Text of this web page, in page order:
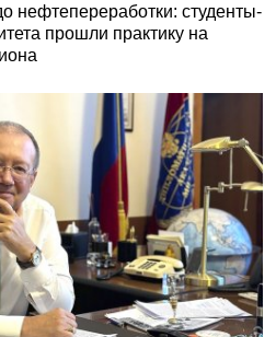
нефтепереработки: студенты-
прошли практику на